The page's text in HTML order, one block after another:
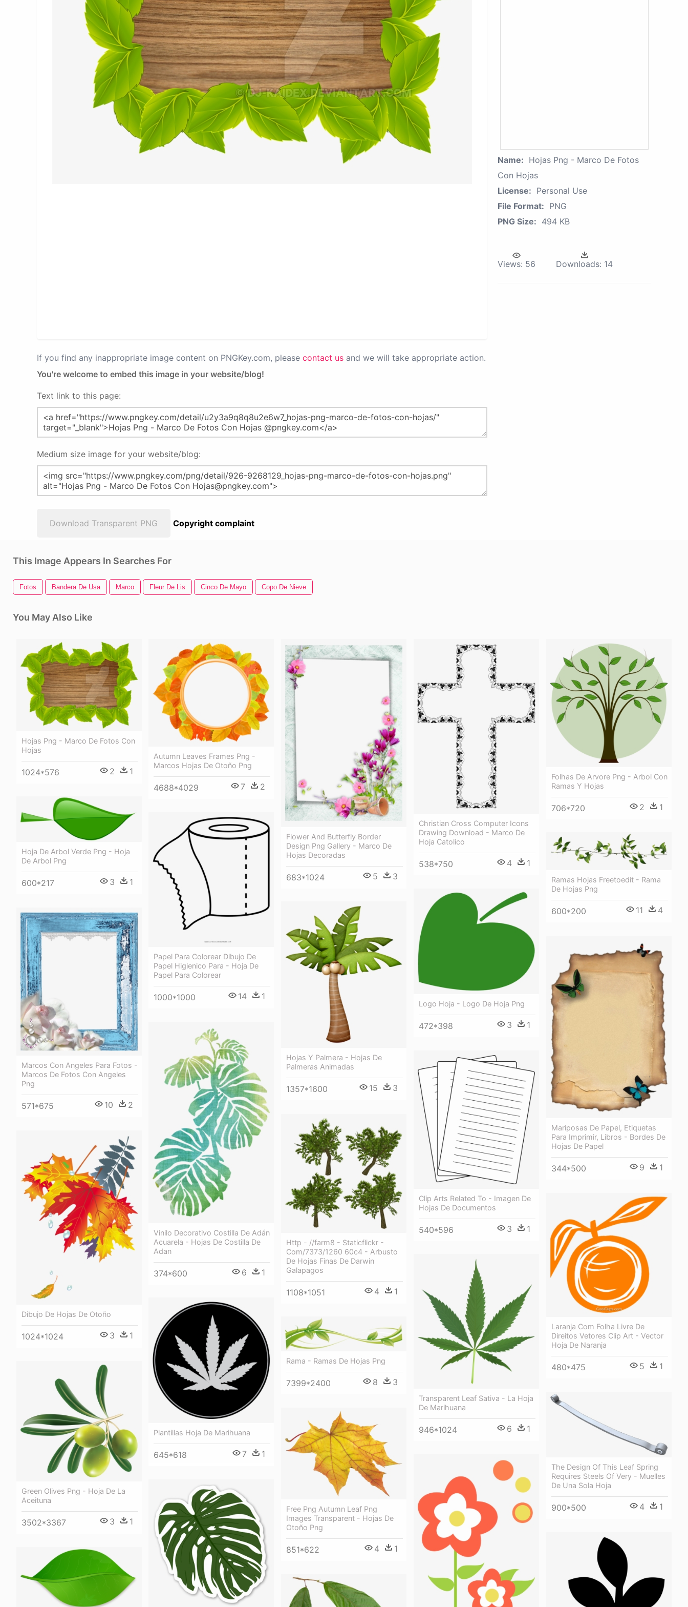
If you find any inappropriate image content on PNGKey.com, please contact us and we will take appropriate action.
You're welcome to embed this image in your website/blog!
Text link to this page:
Medium size image for your website/blog:
Download Transparent PNG Copyright complaint
Name: Hojas Png - Marco De Fotos
Con Hojas
License: Personal Use
File Format: PNG
PNG Size: 494 KB
Views: 56 Downloads: 14
This Image Appears In Searches For
Fotos Bandera De Usa Marco Fleur De Lis Cinco De Mayo Copo De Nieve
You May Also Like
Hojas Png - Marco De Fotos Con
Hojas
1024*576 2 1
Autumn Leaves Frames Png -
Marcos Hojas De Otoño Png
4688*4029 7 2
Flower And Butterfly Border
Design Png Gallery - Marco De
Hojas Decoradas
683*1024 5 3
Christian Cross Computer Icons
Drawing Download - Marco De
Hoja Catolico
538*750 4 1
Folhas De Arvore Png - Arbol Con
Ramas Y Hojas
706*720 2 1
Hoja De Arbol Verde Png - Hoja
De Arbol Png
600*217 3 1
Papel Para Colorear Dibujo De
Papel Higienico Para - Hoja De
Papel Para Colorear
1000*1000 14 1
Ramas Hojas Freetoedit - Rama
De Hojas Png
600*200 11 4
Logo Hoja - Logo De Hoja Png
472*398 3 1
Hojas Y Palmera - Hojas De
Palmeras Animadas
1357*1600 15 3
Marcos Con Angeles Para Fotos -
Marcos De Fotos Con Angeles
Png
571*675 10 2
Mariposas De Papel, Etiquetas
Para Imprimir, Libros - Bordes De
Hojas De Papel
344*500 9 1
Vinilo Decorativo Costilla De Adán
Acuarela - Hojas De Costilla De
Adan
374*600 6 1
Clip Arts Related To - Imagen De
Hojas De Documentos
540*596 3 1
Http - //farm8 - Staticflickr -
Com/7373/1260 60c4 - Arbusto
De Hojas Finas De Darwin
Galapagos
1108*1051 4 1
Dibujo De Hojas De Otoño
1024*1024 3 1
Laranja Com Folha Livre De
Direitos Vetores Clip Art - Vector
Hoja De Naranja
480*475 5 1
Transparent Leaf Sativa - La Hoja
De Marihuana
946*1024 6 1
Plantillas Hoja De Marihuana
645*618 7 1
Rama - Ramas De Hojas Png
7399*2400 8 3
Green Olives Png - Hoja De La
Aceituna
3502*3367 3 1
The Design Of This Leaf Spring
Requires Steels Of Very - Muelles
De Una Sola Hoja
900*500 4 1
Free Png Autumn Leaf Png
Images Transparent - Hojas De
Otoño Png
851*622 4 1